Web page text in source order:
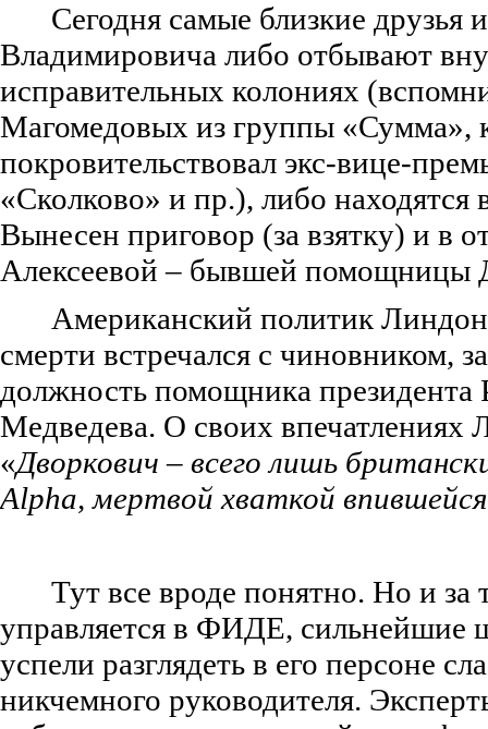
Сегодня самые близкие
Владимировича либо отбывают
исправительных колониях
Магомедовых из группы «Сумма»,
покровительствовал экс-вице-
«Сколково» и пр.), либо находятся
Вынесен приговор (за взятку) и в
Алексеевой – бывшей помощницы
Американский политик
смерти встречался с чиновником,
должность помощника
Медведева. О своих впечатлениях
«Дворкович – всего лишь
Alpha, мертвой хваткой
Тут все вроде понятно. Но и за
управляется в ФИДЕ, сильнейшие
успели разглядеть в его персоне
никчемного руководителя.